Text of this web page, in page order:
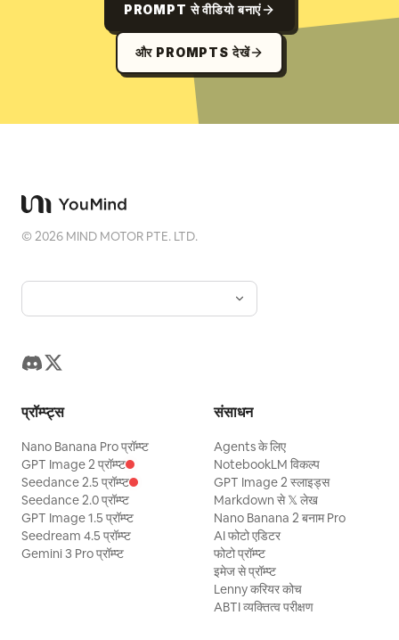
PROMPT से वीडियो बनाएं
और PROMPTS देखें
©2026 MIND MOTOR PTE. LTD.
प्रॉम्प्ट्स
Nano Banana Pro प्रॉम्प्ट
GPT Image 2 प्रॉम्प्ट
Seedance 2.5 प्रॉम्प्ट
Seedance 2.0 प्रॉम्प्ट
GPT Image 1.5 प्रॉम्प्ट
Seedream 4.5 प्रॉम्प्ट
Gemini 3 Pro प्रॉम्प्ट
संसाधन
Agents के लिए
NotebookLM विकल्प
GPT Image 2 स्लाइड्स
Markdown से 𝕏 लेख
Nano Banana 2 बनाम Pro
AI फोटो एडिटर
फोटो प्रॉम्प्ट
इमेज से प्रॉम्प्ट
Lenny करियर कोच
ABTI व्यक्तित्व परीक्षण